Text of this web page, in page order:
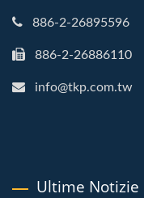
886-2-26895596
886-2-26886110
info@tkp.com.tw
Ultime Notizie